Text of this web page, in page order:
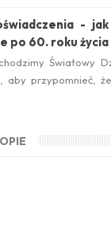
-
po 60. roku życia
Światowy
aby przypomnieć,